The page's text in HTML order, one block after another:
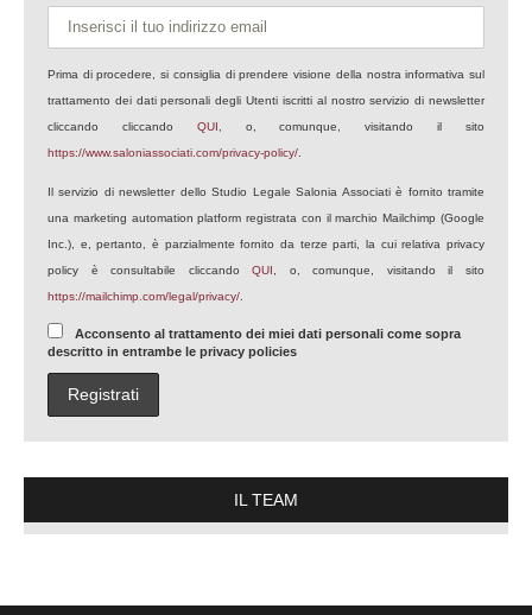
Prima di procedere, si consiglia di prendere visione della nostra informativa sul
trattamento dei dati personali degli Utenti iscritti al nostro servizio di newsletter
cliccando cliccando QUI , o, comunque, visitando il sito
https://www.saloniassociati.com/privacy-policy/
Il servizio di newsletter dello Studio Legale Salonia Associati è fornito tramite
una marketing automation platform registrata con il marchio Mailchimp (Google
Inc.), e, pertanto, è parzialmente fornito da terze parti, la cui relativa privacy
policy è consultabile cliccandoQUI
, o, comunque, visitando il sito
https://mailchimp.com/legal/privacy/
Acconsento al trattamento dei miei dati personali come sopra
descritto in entrambe le privacy policies
IL TEAM